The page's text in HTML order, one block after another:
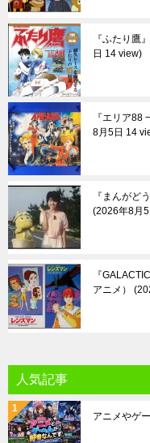
『ふたり鷹
日 14 view
『エリア88
8月5日 14
『まんがど
2026年8月
『
アニメ）
人気記事
アニメやゲ